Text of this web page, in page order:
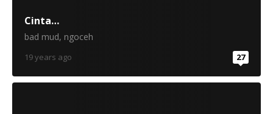
Cinta…
bad mud, ngoceh
19 years ago 27